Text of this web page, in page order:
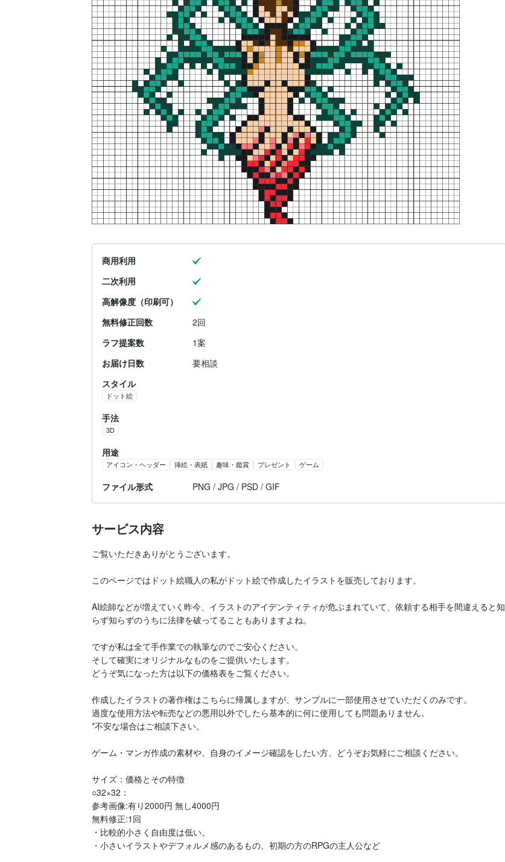
商用利用
二次利用
高解像度（印刷可）
無料修正回数
2回
ラフ提案数
1案
お届け日数
要相談
スタイル
ドット絵
手法
3D
用途
アイコン・ヘッダー 挿絵・表紙 趣味・鑑賞 プレゼント ゲーム
ファイル形式 PNG / JPG / PSD / GIF
サービス内容
ご覧いただきありがとうございます。
このページではドット絵職人の私がドット絵で作成したイラストを販売しております。
AI絵師などが増えていく昨今、イラストのアイデンティティが危ぶまれていて、依頼する相手を間違えると知
らず知らずのうちに法律を破ってることもありますよね。
ですが私は全て手作業での執筆なのでご安心ください。
そして確実にオリジナルなものをご提供いたします。
どうぞ気になった方は以下の価格表をご覧ください。
作成したイラストの著作権はこちらに帰属しますが、サンプルに一部使用させていただくのみです。
過度な使用方法や転売などの悪用以外でしたら基本的に何に使用しても問題ありません。
*不安な場合はご相談下さい。
ゲーム・マンガ作成の素材や、自身のイメージ確認をしたい方、どうぞお気軽にご相談ください。
サイズ：価格とその特徴
○32×32：
参考画像:有り2000円 無し4000円
無料修正:1回
・比較的小さく自由度は低い。
・小さいイラストやデフォルメ感のあるもの、初期の方のRPGの主人公など